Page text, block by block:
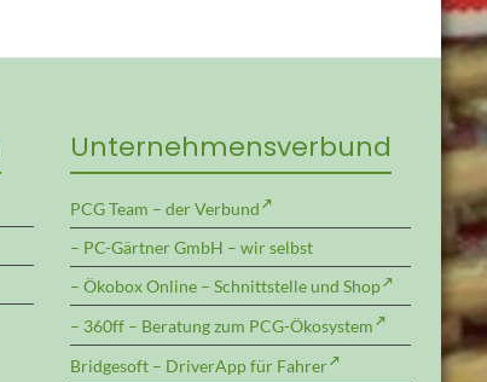
Unternehmens­verbund
PCG Team – der Verbund
– PC-Gärtner GmbH – wir selbst
– Ökobox Online – Schnittstelle und Shop
– 360ff – Beratung zum PCG-Ökosystem
Bridgesoft – DriverApp für Fahrer